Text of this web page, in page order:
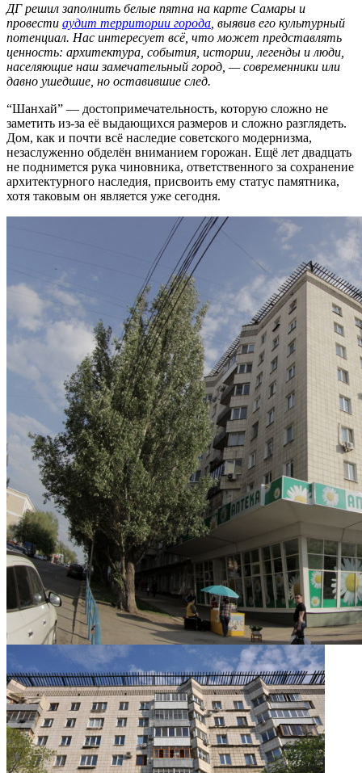
ДГ решил заполнить белые пятна на карте Самары и
провести аудит территории города , выявив его культурный
потенциал. Нас интересует всё, что может представлять
ценность: архитектура, события, истории, легенды и люди,
населяющие наш замечательный город, — современники или
давно ушедшие, но оставившие след.
“Шанхай” — достопримечательность, которую сложно не
заметить из-за её выдающихся размеров и сложно разглядеть.
Дом, как и почти всё наследие советского модернизма,
незаслуженно обделён вниманием горожан. Ещё лет двадцать
не поднимется рука чиновника, ответственного за сохранение
архитектурного наследия, присвоить ему статус памятника,
хотя таковым он является уже сегодня.